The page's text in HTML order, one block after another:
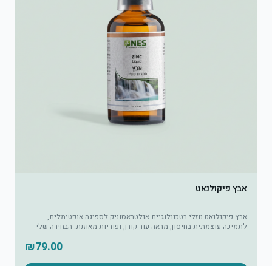
אבץ פיקולנאט
אבץ פיקולנאט נוזלי בטכנולוגיית אולטראסוניק לספיגה אופטימלית,
לתמיכה עוצמתית בחיסון, מראה עור קורן, ופוריות מאוזנת. הבחירה שלי
₪79.00